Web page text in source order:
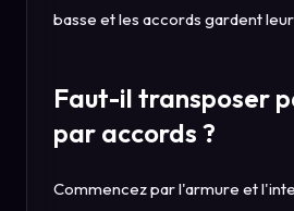
basse et les accords gardent
Faut-il transposer
par accords ?
Commencez par l'armure et